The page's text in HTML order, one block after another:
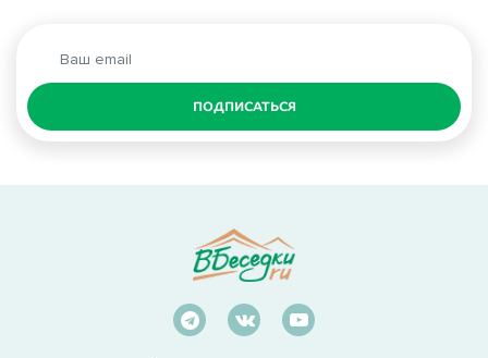
ПОДПИСАТЬСЯ